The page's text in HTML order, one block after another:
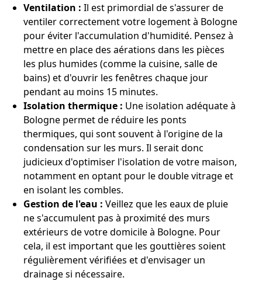
Ventilation : Il est primordial de s'assurer de
ventiler correctement votre logement à Bologne
pour éviter l'accumulation d'humidité. Pensez à
mettre en place des aérations dans les pièces
les plus humides (comme la cuisine, salle de
bains) et d'ouvrir les fenêtres chaque jour
pendant au moins 15 minutes.
Isolation thermique : Une isolation adéquate à
Bologne permet de réduire les ponts
thermiques, qui sont souvent à l'origine de la
condensation sur les murs. Il serait donc
judicieux d'optimiser l'isolation de votre maison,
notamment en optant pour le double vitrage et
en isolant les combles.
Gestion de l'eau : Veillez que les eaux de pluie
ne s'accumulent pas à proximité des murs
extérieurs de votre domicile à Bologne. Pour
cela, il est important que les gouttières soient
régulièrement vérifiées et d'envisager un
drainage si nécessaire.